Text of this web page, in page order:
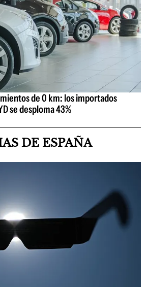
de 0 km: los importados
se desploma 43%
DE ESPAÑA